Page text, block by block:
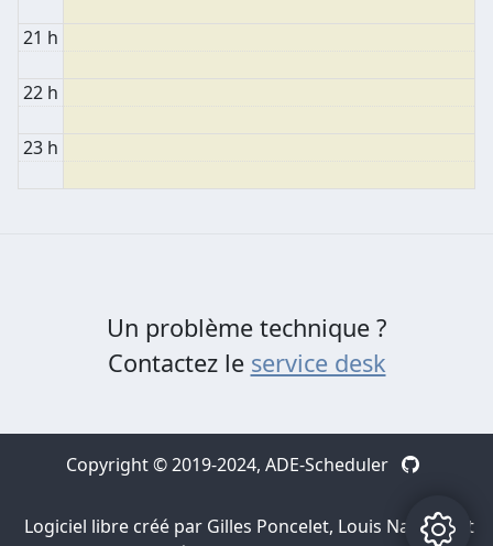
21 h
22 h
23 h
Un problème technique ?
Contactez le service desk
Copyright © 2019-2024, ADE-Scheduler
Logiciel libre créé par Gilles Poncelet, Louis Navarre et